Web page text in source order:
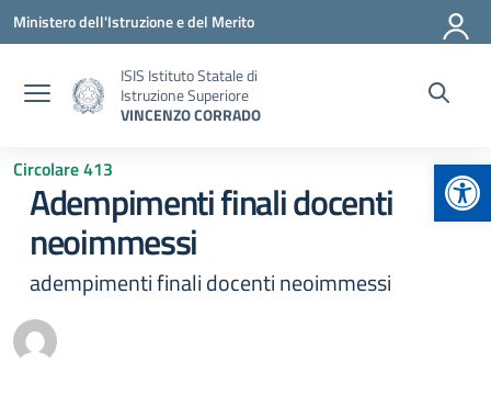
Vai ai contenuti
Vai al menu di navigazione
Vai al footer
Ministero dell'Istruzione e del Merito
ISIS Istituto Statale di
Istruzione Superiore
VINCENZO CORRADO
Circolare 413
Adempimenti finali docenti
neoimmessi
adempimenti finali docenti neoimmessi